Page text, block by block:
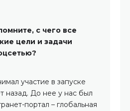
с чего все
цели и задачи
участие в запуске
назад. До нее у нас был
портал – глобальная